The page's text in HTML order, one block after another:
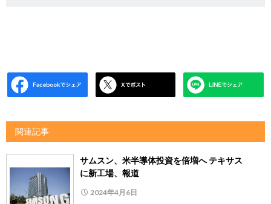
関連記事
サムスン、米半導体投資を倍増へ テキサス
に新工場、報道
2024年4月6日